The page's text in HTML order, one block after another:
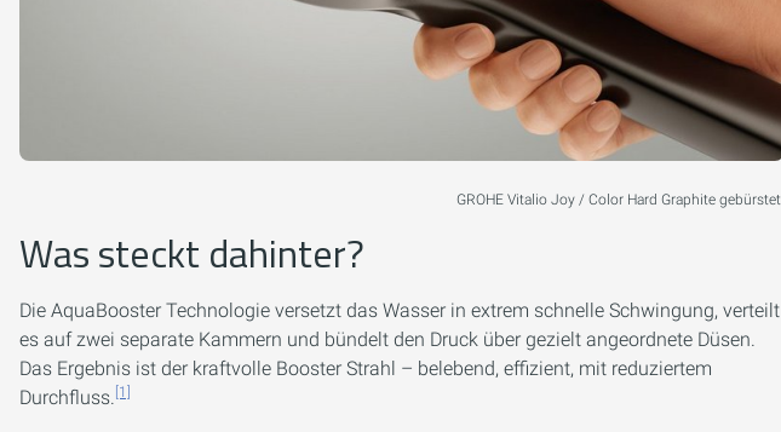
GROHE Vitalio Joy / Color Hard Graphite gebürstet.
Was steckt dahinter?
Die AquaBooster Technologie versetzt das Wasser in extrem schnelle Schwingung, verteilt
es auf zwei separate Kammern und bündelt den Druck über gezielt angeordnete Düsen.
Das Ergebnis ist der kraftvolle Booster Strahl – belebend, effizient, mit reduziertem
Durchfluss. [1]